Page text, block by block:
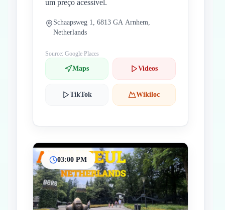
um preço acessível.
Schaapsweg 1, 6813 GA Arnhem,
Netherlands
Source: Google Places
Maps Videos
TikTok Wikiloc
03:00 PM